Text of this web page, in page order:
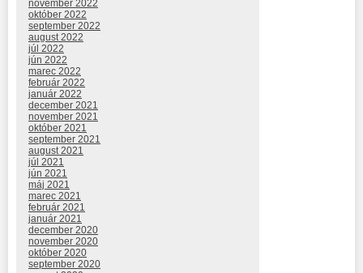
november 2022
október 2022
september 2022
august 2022
júl 2022
jún 2022
marec 2022
február 2022
január 2022
december 2021
november 2021
október 2021
september 2021
august 2021
júl 2021
jún 2021
máj 2021
marec 2021
február 2021
január 2021
december 2020
november 2020
október 2020
september 2020